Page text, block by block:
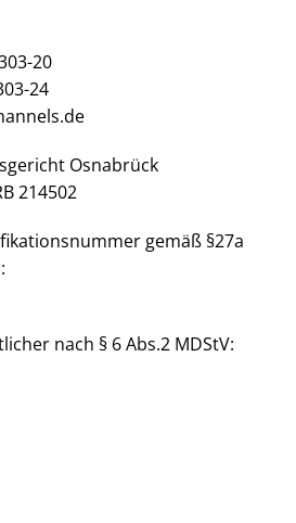
20
24
Osnabrück
214502
gemäß §27a
nach § 6 Abs.2 MDStV: